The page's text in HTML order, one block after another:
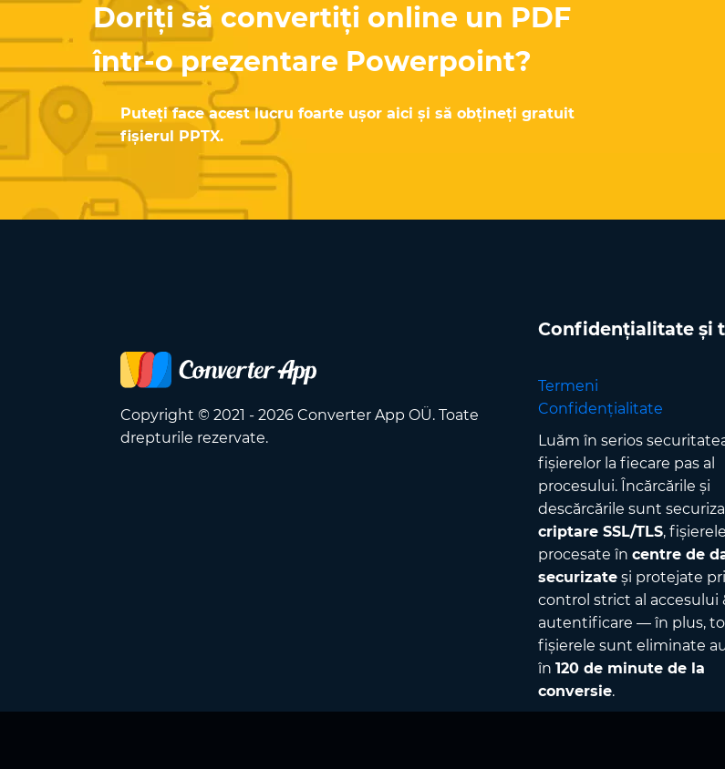
Doriți să convertiți online un PDF
într-o prezentare Powerpoint?
Puteți face acest lucru foarte ușor aici și să obțineți gratuit
fișierul PPTX.
Copyright © 2021 - 2026 Converter App OÜ. Toate
drepturile rezervate.
Confidențialitate și
Termeni
Confidențialitate
Luăm în serios
fișierelor la fiecare pas al
procesului. Încărcările și
descărcările sunt
criptare SSL/TLS,
procesate în centre de
securizateși protejate
control strict al accesului
autentificare — în plus,
fișierele sunt eliminate
în 120 de minute de la
conversie.